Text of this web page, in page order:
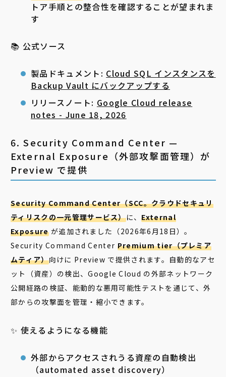
トア手順との整合性を確認することが望まれま
す
📚 公式ソース
製品ドキュメント: Cloud SQL インスタンスを
Backup Vault にバックアップする
リリースノート: Google Cloud release
notes - June 18, 2026
6. Security Command Center —
External Exposure（外部攻撃面管理）が
Preview で提供
Security Command Center（SCC。クラウドセキュリ
ティリスクの一元管理サービス）に、External
Exposureが追加されました（2026年6月18日）。
Security Command Center Premium tier（プレミア
ムティア）向けに Preview で提供されます。自動的なアセ
ット（資産）の検出、Google Cloud の外部ネットワーク
公開経路の検証、能動的な悪用可能性テストを通じて、外
部からの攻撃面を管理・縮小できます。
✨ 使えるようになる機能
外部からアクセスされうる資産の自動検出
（automated asset discovery）